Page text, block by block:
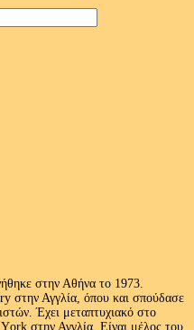
στην Αθήνα το 1973.
στην Αγγλία, όπου και σπούδασε
Έχει μεταπτυχιακό στο
στην Αγγλία. Είναι μέλος του